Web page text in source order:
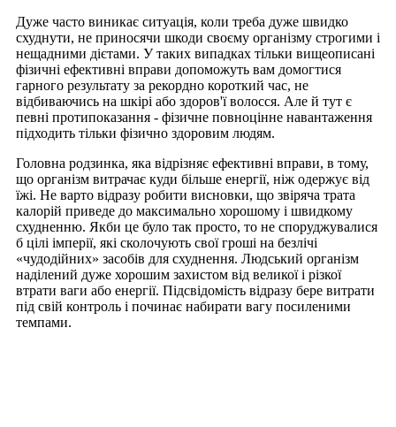
Дуже часто виникає ситуація, коли треба дуже швидко
схуднути, не приносячи шкоди своєму організму строгими і
нещадними дієтами. У таких випадках тільки вищеописані
фізичні ефективні вправи допоможуть вам домогтися
гарного результату за рекордно короткий час, не
відбиваючись на шкірі або здоров'ї волосся. Але й тут є
певні протипоказання - фізичне повноцінне навантаження
підходить тільки фізично здоровим людям.
Головна родзинка, яка відрізняє ефективні вправи, в тому,
що організм витрачає куди більше енергії, ніж одержує від
їжі. Не варто відразу робити висновки, що звіряча трата
калорій приведе до максимально хорошому і швидкому
схудненню. Якби це було так просто, то не споруджувалися
б цілі імперії, які сколочують свої гроші на безлічі
«чудодійних» засобів для схуднення. Людський організм
наділений дуже хорошим захистом від великої і різкої
втрати ваги або енергії. Підсвідомість відразу бере витрати
під свій контроль і починає набирати вагу посиленими
темпами.